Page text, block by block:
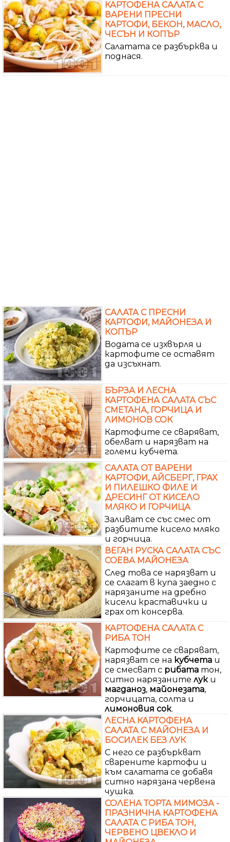
КАРТОФЕНА САЛАТА С
ВАРЕНИ ПРЕСНИ
КАРТОФИ, БЕКОН, МАСЛО,
ЧЕСЪН И КОПЪР
Салатата се разбърква и
поднася.
САЛАТА С ПРЕСНИ
КАРТОФИ, МАЙОНЕЗА И
КОПЪР
Водата се изхвърля и
картофите се оставят
да изсъхнат.
БЪРЗА И ЛЕСНА
КАРТОФЕНА САЛАТА СЪС
СМЕТАНА, ГОРЧИЦА И
ЛИМОНОВ СОК
Картофите се сваряват,
обелват и нарязват на
големи кубчета.
САЛАТА ОТ ВАРЕНИ
КАРТОФИ, АЙСБЕРГ, ГРАХ
И ПИЛЕШКО ФИЛЕ И
ДРЕСИНГ ОТ КИСЕЛО
МЛЯКО И ГОРЧИЦА
Заливат се със смес от
разбитите кисело мляко
и горчица.
ВЕГАН РУСКА САЛАТА СЪС
СОЕВА МАЙОНЕЗА
След това се нарязват и
се слагат в купа заедно с
нарязаните на дребно
кисели краставички и
грах от консерва.
КАРТОФЕНА САЛАТА С
РИБА ТОН
Картофите се сваряват,
нарязват се на кубчета и
се смесват с рибата тон,
ситно нарязаните лук и
магданоз, майонезата,
горчицата, солта и
лимоновия сок.
ЛЕСНА КАРТОФЕНА
САЛАТА С МАЙОНЕЗА И
БОСИЛЕК БЕЗ ЛУК
С него се разбъркват
сварените картофи и
към салатата се добавя
ситно нарязана червена
чушка.
СОЛЕНА ТОРТА МИМОЗА -
ПРАЗНИЧНА КАРТОФЕНА
САЛАТА С РИБА ТОН,
ЧЕРВЕНО ЦВЕКЛО И